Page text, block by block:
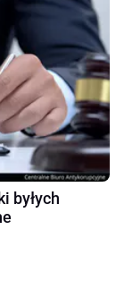
byłych